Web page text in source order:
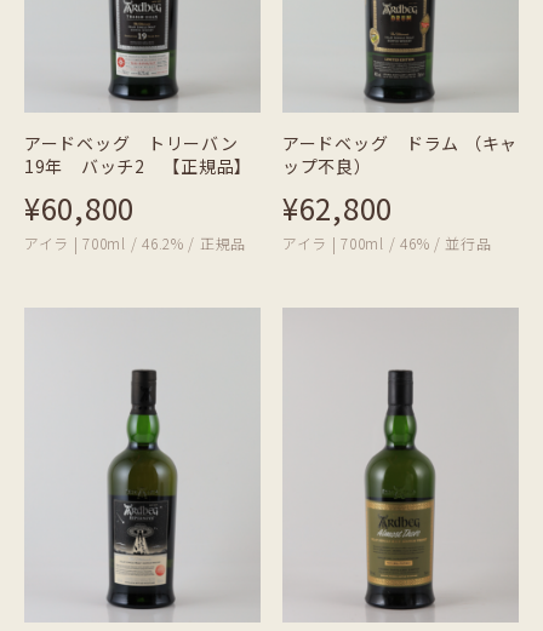
アードベッグ トリーバン
19年 バッチ2 【正規品】
¥60,800
アイラ | 700ml / 46.2% / 正規品
アードベッグ ドラム （キャ
ップ不良）
¥62,800
アイラ | 700ml / 46% / 並行品